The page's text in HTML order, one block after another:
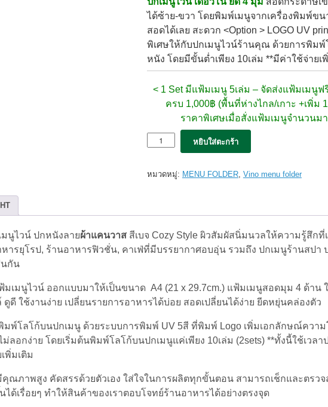
ได้ซ้าย-ขวา โดยพิมพ์เมนูจากเครื่องพิมพ์ขน
สอดได้เลย สะดวก <Option > LOGO UV
พิเศษให้กับปกเมนูไวน์ร้านคุณ ด้วยการพิมพ์
หนัง โดยมีขั้นต่ำเพียง 10เล่ม **มีค่าใช้จ่ายเ
< 1 Set มีแฟ้มเมนู 5เล่ม – จัดส่งแฟ้มเมนูฟ
ครบ 1,000฿ (พื้นที่ห่างไกล/เกาะ +เพิ่ม
ราคาพิเศษเมื่อสั่งแฟ้มเมนูจำนวนม
จำนวน
5x
สี
cozy
Beige
เล่ม)
ชิ้น
หยิบใส่ตะกร้า
หมวดหมู่: MENU FOLDER, Vino menu folder
มนูไวน์ ปกหนังลายผ้าแคนวาส สีเบจ Cozy Style ผิวสัมผัสนิ่มนวลให้ความรู้สึกที่เ
ารยุโรป, ร้านอาหารฟิวชั่น, คาเฟ่ที่มีบรรยากาศอบอุ่น รวมถึง ปกเมนูร้านสปา
นกัน
มเมนูไวน์ ออกแบบมาให้เป็นขนาด A4 (21 x 29.7cm.) แฟ้มเมนูสอดมุม 4 ด้าน
ดูดี ใช้งานง่าย เปลี่ยนรายการอาหารได้บ่อย สอดเปลี่ยนได้ง่าย ยีดหยุ่นคล่องตัว
มพ์โลโก้บนปกเมนู ด้วยระบบการพิมพ์ UV 5สี ที่พิมพ์ Logo เพิ่มเอกลักษณ์ความ
อกง่าย โดยเริ่มต้นพิมพ์โลโก้บนปกเมนูแค่เพียง 10เล่ม (2sets) **ทั้งนี้ใช้เวล
พิ่มเติม
ณภาพสูง คัดสรรด้วยตัวเอง ใส่ใจในการผลิตทุกขั้นตอน สามารถเช็กและตรว
ด้เรื่อยๆ ทำให้สินค้าของเราตอบโจทย์ร้านอาหารได้อย่างตรงจุด